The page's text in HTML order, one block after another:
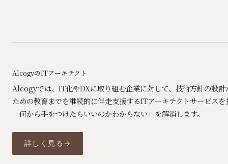
AlcogyのITアーキテクト
Alcogyでは、IT化やDXに取り組む企業に対して、技術方針の設計
ための教育までを継続的に伴走支援するITアーキテクトサービス
「何から手をつけたらいいのかわからない」を解消します。
詳しく見る